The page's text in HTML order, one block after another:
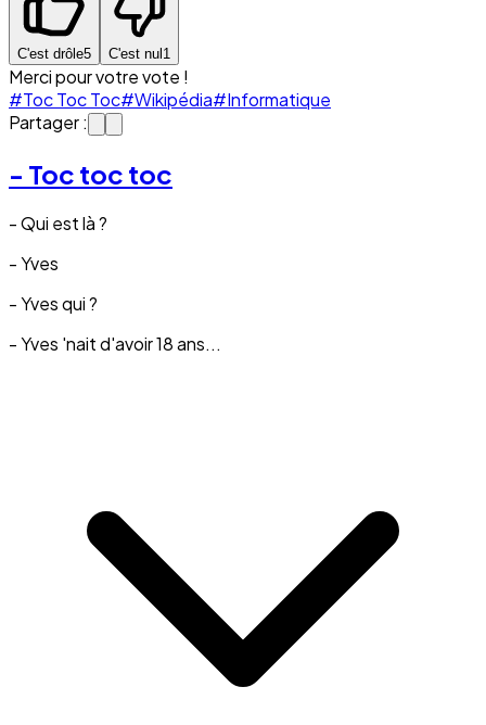
C'est drôle5 C'est nul 1
Merci pour votre vote !
#Toc Toc Toc#Wikipédia#Informatique
Partager :
- Toc toc toc
- Qui est là ?
- Yves
- Yves qui ?
- Yves 'nait d'avoir 18 ans...